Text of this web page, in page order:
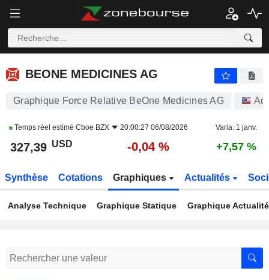
BEONE MEDICINES AG
BEONE MEDICINES AG
Graphique Force Relative BeOne Medicines AG
Temps réel estimé Cboe BZX 20:00:27 06/08/2026 Varia. 1 janv.
327,39 USD -0,04 % +7,57 %
Synthèse Cotations Graphiques Actualités
Analyse Technique Graphique Statique Graphique